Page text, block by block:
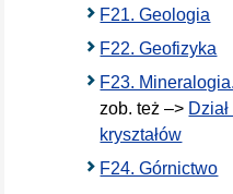
F21. Geologia
F22. Geofizyka
F23.
zob. też –>
kryształów
F24. Górnictwo